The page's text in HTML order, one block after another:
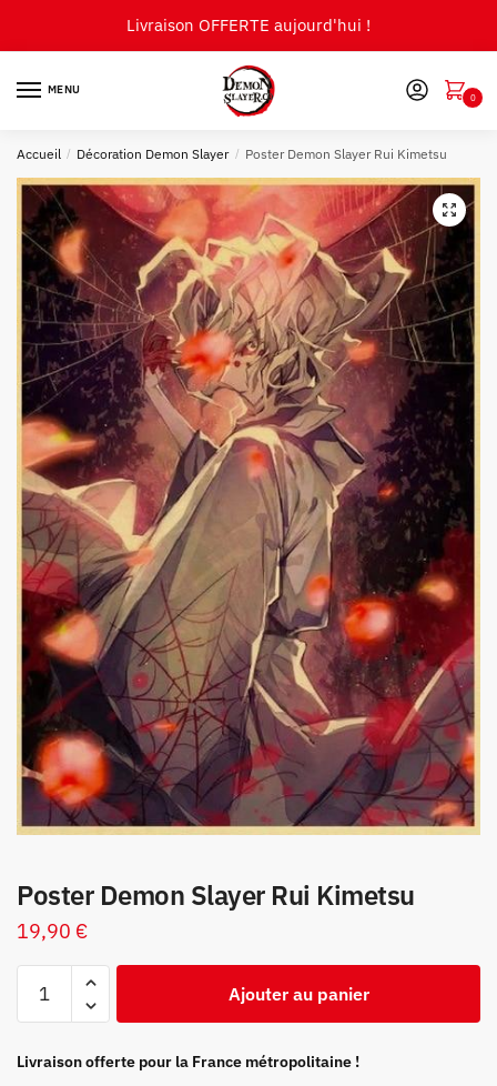
Livraison OFFERTE aujourd'hui !
MENU
0
Accueil / Décoration Demon Slayer / Poster Demon Slayer Rui Kimetsu
🔍
Poster Demon Slayer Rui Kimetsu
19,90 €
Demon
Ajouter au panier
Livraison offerte pour la France métropolitaine !